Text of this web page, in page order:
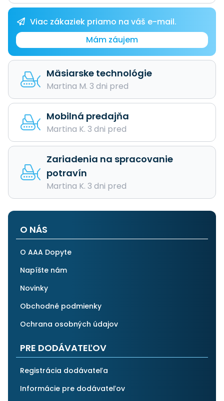
Viac zákaziek priamo na váš e-mail.
Mám záujem
Mäsiarske technológie
Martina M. 3 dni pred
Mobilná predajňa
Martina K. 3 dni pred
Zariadenia na spracovanie
potravín
Martina K. 3 dni pred
O NÁS
O AAA Dopyte
Napíšte nám
Novinky
Obchodné podmienky
Ochrana osobných údajov
PRE DODÁVATEĽOV
Registrácia dodávateľa
Informácie pre dodávateľov